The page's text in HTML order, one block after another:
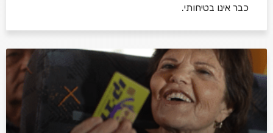
כבר אינו בטיחותי.